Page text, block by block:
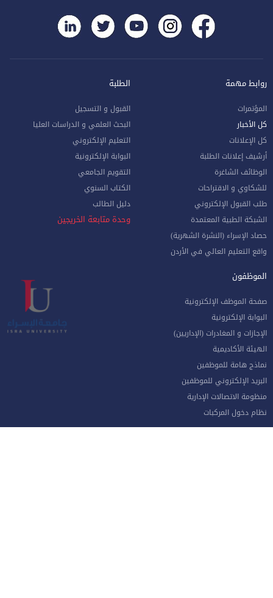
روابط مهمة
المؤتمرات
كل الأخبار
كل الإعلانات
أرشيف إعلانات الطلبة
الوظائف الشاغرة
للشكاوي و الاقتراحات
طلب القبول الإلكتروني
الشبكة الطبية المعتمدة
حصاد الإسراء (النشرة الشهرية)
واقع التعليم العالي في الأردن
الطلبة
القبول و التسجيل
البحث العلمي و الدراسات العليا
التعليم الإلكتروني
البوابة الإلكترونية
التقويم الجامعي
الكتاب السنوي
دليل الطالب
وحدة متابعة الخريجين
الموظفون
صفحة الموظف الإلكترونية
البوابة الإلكترونية
الإجازات و المغادرات (الإداريين)
الهيئة الأكاديمية
نماذج هامة للموظفين
البريد الإلكتروني للموظفين
منظومة الاتصالات الإدارية
نظام دخول المركبات